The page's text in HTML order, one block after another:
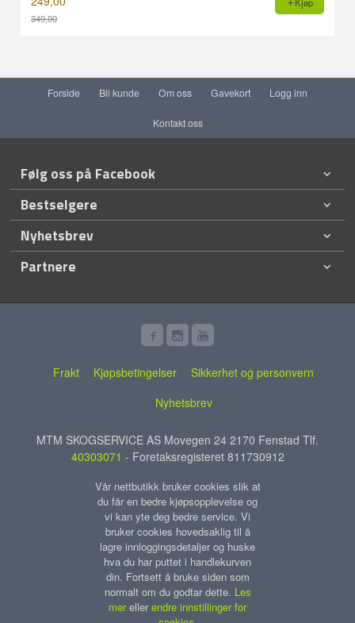
349,00
Forside Bli kunde Om oss Gavekort Logg inn
Kontakt oss
Følg oss på Facebook
Bestselgere
Nyhetsbrev
Partnere
Frakt Kjøpsbetingelser
Sikkerhet og personvern
Nyhetsbrev
MTM SKOGSERVICE AS Movegen 24 2170 Fenstad Tlf.
40303071 - Foretaksregisteret 811730912
Vår nettbutikk bruker cookies slik at
du får en bedre kjøpsopplevelse og
vi kan yte deg bedre service. Vi
bruker cookies hovedsaklig til å
lagre innloggingsdetaljer og huske
hva du har puttet i handlekurven
din. Fortsett å bruke siden som
normalt om du godtar dette. Les
mer eller endre innstillinger for